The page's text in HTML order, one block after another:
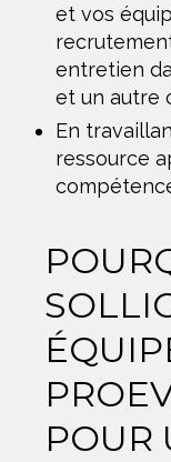
et vos
entretien
et un autre
En
ressource
POUR